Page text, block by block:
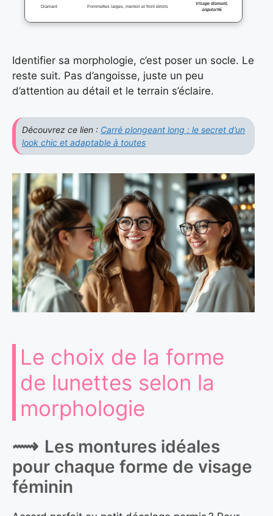
Diamant Pommettes larges, menton et front étroits
Visage diamant,
angularité
Identifier sa morphologie, c’est poser un socle. Le
reste suit. Pas d’angoisse, juste un peu
d’attention au détail et le terrain s’éclaire.
Découvrez ce lien : Carré plongeant long : le secret d’un
look chic et adaptable à toutes
Le choix de la forme
de lunettes selon la
morphologie
Les montures idéales
pour chaque forme de visage
féminin